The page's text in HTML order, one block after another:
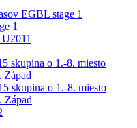
EGBL stage 1
1
skupina o 1.-8. miesto
Západ
skupina o 1.-8. miesto
Západ